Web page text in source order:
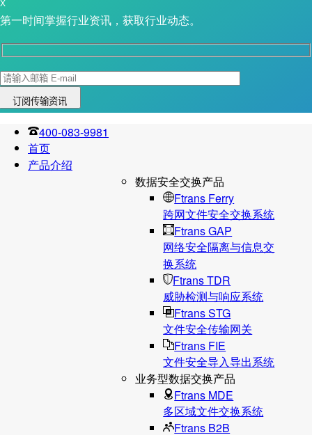
X
第一时间掌握行业资讯，获取行业动态。
400-083-9981
首页
产品介绍
数据安全交换产品
Ftrans Ferry
跨网文件安全交换系统
Ftrans GAP
网络安全隔离与信息交
换系统
Ftrans TDR
威胁检测与响应系统
Ftrans STG
文件安全传输网关
Ftrans FIE
文件安全导入导出系统
业务型数据交换产品
Ftrans MDE
多区域文件交换系统
Ftrans B2B